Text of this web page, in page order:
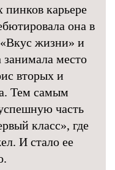
карьере
она в
жизни» и
место
вторых и
Тем самым
часть
класс», где
И стало ее